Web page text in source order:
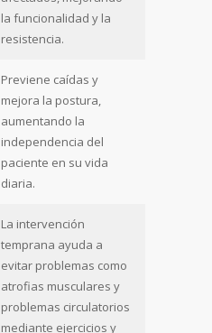
la funcionalidad y la
resistencia.
Previene caídas y
mejora la postura,
aumentando la
independencia del
paciente en su vida
diaria.
La intervención
temprana ayuda a
evitar problemas como
atrofias musculares y
problemas circulatorios
mediante ejercicios y